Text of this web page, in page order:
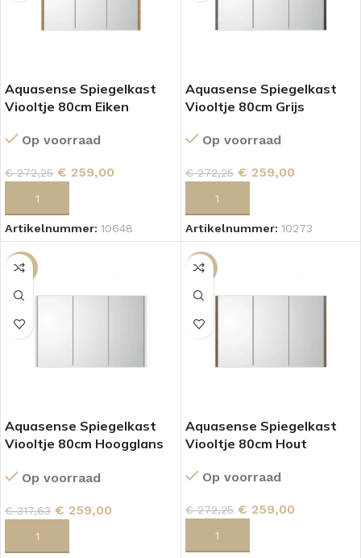
Aquasense Spiegelkast
Viooltje 80cm Eiken
Op voorraad
€272,25 € 259,00
Artikelnummer: 10648
Aquasense Spiegelkast
Viooltje 80cm Grijs
Op voorraad
€272,25 € 259,00
Artikelnummer: 10273
-18%
Aquasense Spiegelkast
Viooltje 80cm Hoogglans
Op voorraad
€317,63 € 259,00
-5%
Aquasense Spiegelkast
Viooltje 80cm Hout
Op voorraad
€272,25 € 259,00